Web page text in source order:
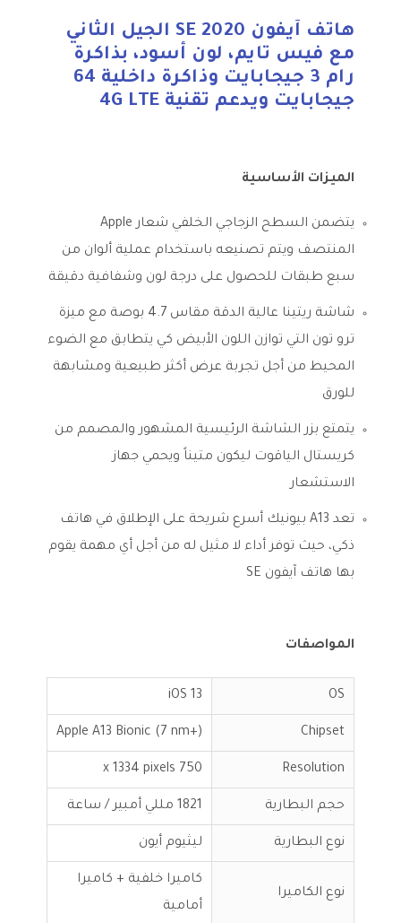
هاتف آيفون SE 2020 الجيل الثاني
مع فيس تايم، لون أسود، بذاكرة
رام 3 جيجابايت وذاكرة داخلية 64
جيجابايت ويدعم تقنية 4G LTE
الميزات الأساسية
يتضمن السطح الزجاجي الخلفي شعار Apple
المنتصف ويتم تصنيعه باستخدام عملية ألوان من
سبع طبقات للحصول على درجة لون وشفافية دقيقة
شاشة ريتينا عالية الدقة مقاس 4.7 بوصة مع ميزة
ترو تون التي توازن اللون الأبيض كي يتطابق مع الضوء
المحيط من أجل تجربة عرض أكثر طبيعية ومشابهة
للورق
يتمتع بزر الشاشة الرئيسية المشهور والمصمم من
كريستال الياقوت ليكون متيناً ويحمي جهاز
الاستشعار
تعد A13 بيونيك أسرع شريحة على الإطلاق في هاتف
ذكي، حيث توفر أداء لا مثيل له من أجل أي مهمة يقوم
بها هاتف آيفون SE
المواصفات
OS
iOS 13
Chipset
Apple A13 Bionic (7 nm+)
Resolution
750 x 1334 pixels
حجم البطارية 1821 مللي أمبير / ساعة
نوع البطارية ليثيوم أيون
نوع الكاميرا
كاميرا خلفية + كاميرا
أمامية